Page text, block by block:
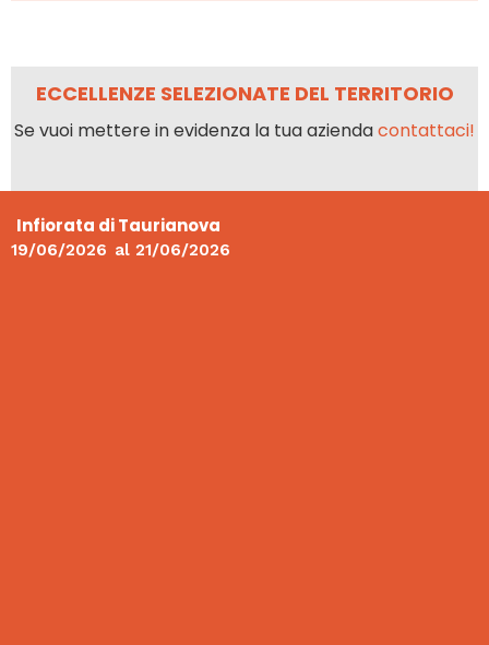
ECCELLENZE SELEZIONATE DEL TERRITORIO
Se vuoi mettere in evidenza la tua aziendacontattaci!
Infiorata di Taurianova
19/06/2026 al 21/06/2026